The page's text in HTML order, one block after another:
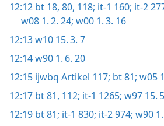
12:12 bt 18, 80, 118; it-1 160; it-2
w08 1. 2. 24; w00 1. 3. 16
12:13w10 15. 3. 7
12:14w90 1. 6. 20
12:15 ijwbq Artikel 117; bt 81; w05
12:17 bt 81, 112; it-1 1265; w97 15.
12:19 bt 81; it-1 830; it-2 974; w90